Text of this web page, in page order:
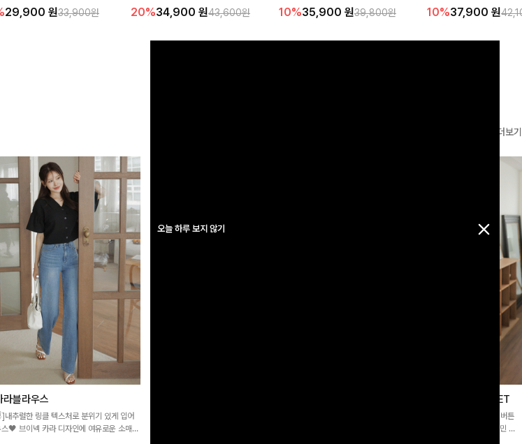
오늘 하루 보지 않기
는 프릴 날개 소매가 우아한 포인트
29,900 원33,900원
없는 슬릿 카라 디자인이 얼굴선을 더욱 시
20%34,900 원43,600원
편안하게 착용하실 수 있는 팬츠입니다 🖤
감 있는 착용감을 더해드려요!
10%35,900 원39,800원
세련된 무드를 연출해주는 블
은 베이직한 디자인!
10%37,900 원
더보기
라블라우스
추럴한 링클 텍스처로 분위기 있게 입어
🖤 브이넥 카라 디자인에 여유로운 소매핏
제딧레이어드 블라우스+플레어팬츠SET
[완성도높은💗]레이어드한 듯 자연스러운 나시와 버튼
원피스가 함께 구성된 세트 아이템입니다. 코디 고민 없